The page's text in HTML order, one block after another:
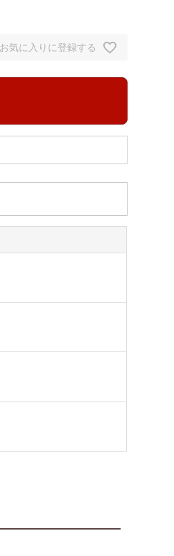
お気に入りに登録する